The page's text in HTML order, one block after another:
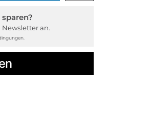
sparen?
Newsletter an.